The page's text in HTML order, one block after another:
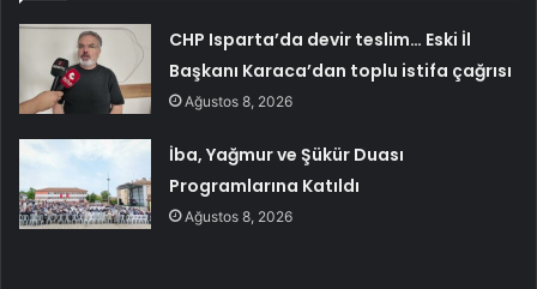
CHP Isparta’da devir teslim… Eski İl
Başkanı Karaca’dan toplu istifa çağrısı
Ağustos 8, 2026
İba, Yağmur ve Şükür Duası
Programlarına Katıldı
Ağustos 8, 2026